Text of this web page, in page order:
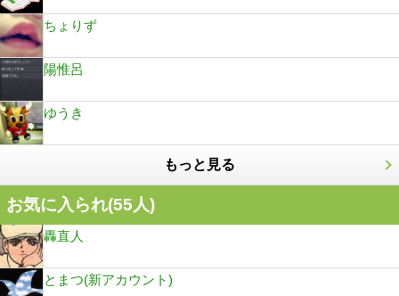
ちょりず
陽惟呂
ゆうき
もっと見る
お気に入られ(55人)
轟直人
とまつ(新アカウント)